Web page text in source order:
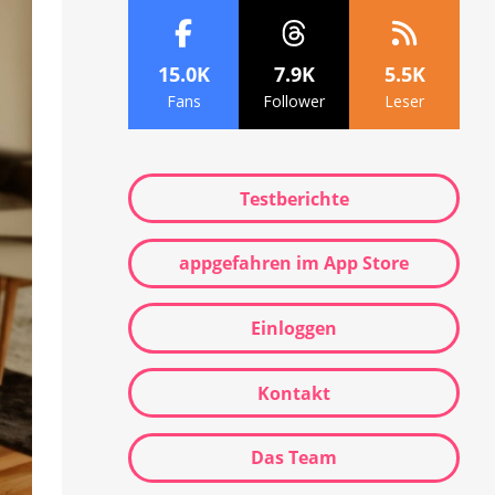
15.0K
Fans
7.9K
Follower
5.5K
Leser
Testberichte
appgefahren im App Store
Einloggen
Kontakt
Das Team